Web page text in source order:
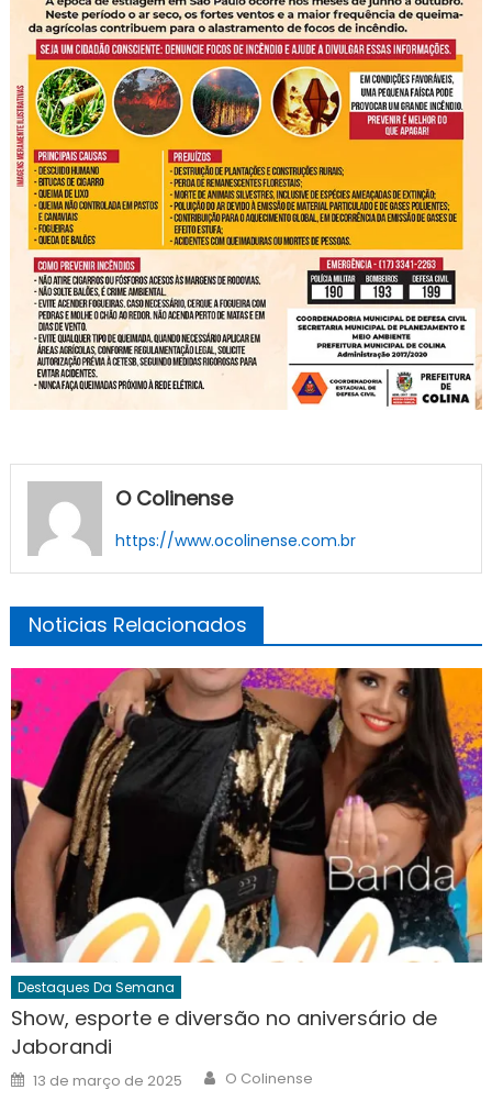
O Colinense
https://www.ocolinense.com.br
Noticias Relacionados
Destaques Da Semana
Show, esporte e diversão no aniversário de
Jaborandi
Posted
on
13 de março de 2025 Author
O Colinense